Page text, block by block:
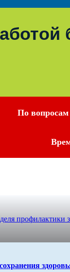
По вопросам
профилактики